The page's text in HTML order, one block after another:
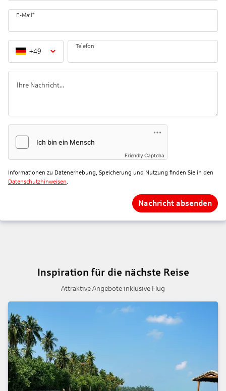
E-Mail*
+49
Telefon
Friendly Captcha
Informationen zu Datenerhebung, Speicherung und Nutzung finden Sie in den
Datenschutzhinweisen.
Nachricht absenden
Inspiration für die nächste Reise
Attraktive Angebote inklusive Flug